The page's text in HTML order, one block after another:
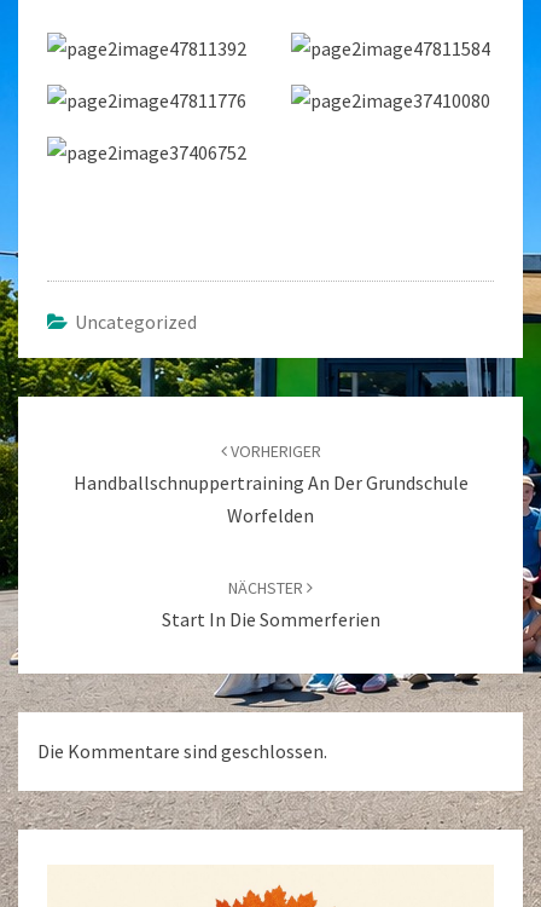
Uncategorized
Beitragsnavigation
VORHERIGER
Handballschnuppertraining An Der Grundschule
Worfelden
NÄCHSTER
Start In Die Sommerferien
Die Kommentare sind geschlossen.